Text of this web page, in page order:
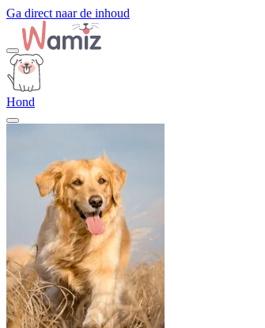
Ga direct naar de inhoud
Hond